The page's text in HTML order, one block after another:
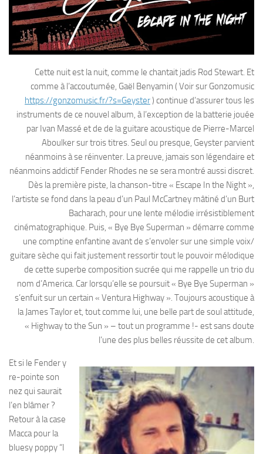
Cette nuit est la nuit, comme le chantait jadis Rod Stewart. Et
comme à l’accoutumée, Gaël Benyamin ( Voir sur Gonzomusic
https://gonzomusic.fr/?s=Geyster ) continue d’assurer tous les
instruments de ce nouvel album, à l’exception de la batterie jouée
par Ivan Massé et de de la guitare acoustique de Pierre-Marcel
Aboulker sur trois titres. Seul ou presque, Geyster parvient
néanmoins à se réinventer. La preuve, jamais son légendaire et
néanmoins addictif Fender Rhodes ne se sera montré aussi discret.
Dès la première piste, la chanson-titre « Escape In the Night »,
l’artiste se fond dans la peau d’un Paul McCartney mâtiné d’un Burt
Bacharach, pour une lente mélodie irrésistiblement
cinématographique. Puis, « Bye Bye Superman » démarre comme
une comptine enfantine avant de s’envoler sur une simple voix/
guitare sèche qui fait justement ressortir tout le pouvoir mélodique
de cette superbe composition sucrée qui me rappelle un trio du
nom d’America. Car lorsqu’elle se poursuit « Bye Bye Superman »
s’enfuit sur un certain « Ventura Highway ». Toujours acoustique à
la James Taylor et, tout comme lui, une belle part de soul attitude,
« Highway to the Sun » – tout un programme !- est sans doute
l’une des plus belles réussite de cet album.
Et si le Fender y
re-pointe son
nez qui saurait
l’en blâmer ?
Retour à la case
Macca pour la
bluesy poppy “I